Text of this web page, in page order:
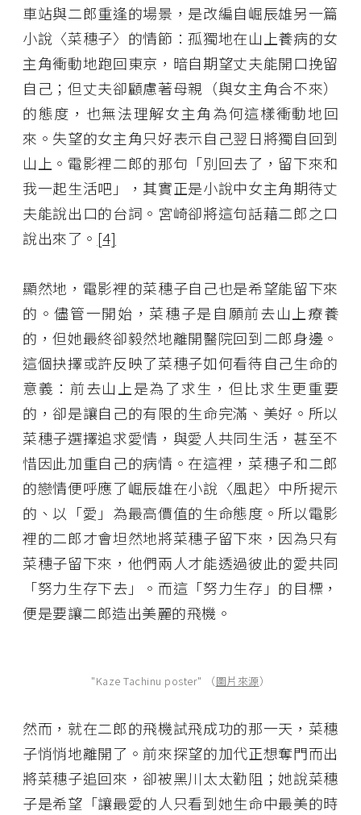
車站與二郎重逢的場景，是改編自崛辰雄另一篇
小說〈菜穗子〉的情節：孤獨地在山上養病的女
主角衝動地跑回東京，暗自期望丈夫能開口挽留
自己；但丈夫卻顧慮著母親（與女主角合不來）
的態度，也無法理解女主角為何這樣衝動地回
來。失望的女主角只好表示自己翌日將獨自回到
山上。電影裡二郎的那句「別回去了，留下來和
我一起生活吧」，其實正是小說中女主角期待丈
夫能說出口的台詞。宮崎卻將這句話藉二郎之口
說出來了。 [4]
顯然地，電影裡的菜穗子自己也是希望能留下來
的。儘管一開始，菜穗子是自願前去山上療養
的，但她最終卻毅然地離開醫院回到二郎身邊。
這個抉擇或許反映了菜穗子如何看待自己生命的
意義：前去山上是為了求生，但比求生更重要
的，卻是讓自己的有限的生命完滿、美好。所以
菜穗子選擇追求愛情，與愛人共同生活，甚至不
惜因此加重自己的病情。在這裡，菜穗子和二郎
的戀情便呼應了崛辰雄在小說〈風起〉中所揭示
的、以「愛」為最高價值的生命態度。所以電影
裡的二郎才會坦然地將菜穗子留下來，因為只有
菜穗子留下來，他們兩人才能透過彼此的愛共同
「努力生存下去」。而這「努力生存」的目標，
便是要讓二郎造出美麗的飛機。
"Kaze Tachinu poster" （圖片來源）
然而，就在二郎的飛機試飛成功的那一天，菜穗
子悄悄地離開了。前來探望的加代正想奪門而出
將菜穗子追回來，卻被黑川太太勸阻；她說菜穗
子是希望「讓最愛的人只看到她生命中最美的時